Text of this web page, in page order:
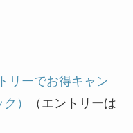
リーでお得キャン
）
（エントリーは